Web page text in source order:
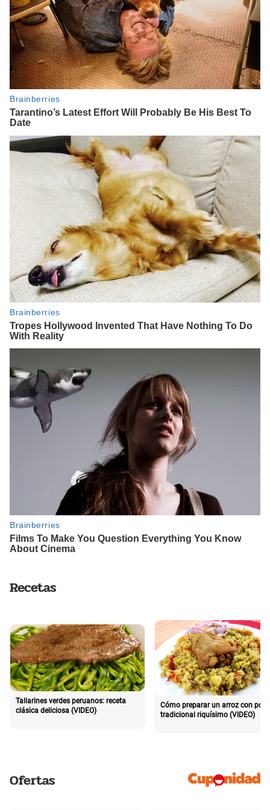
Recetas
Tallarines verdes peruanos: receta
clásica deliciosa (VIDEO)
Cómo preparar un arroz con pollo
tradicional riquísimo (VIDEO)
Ofertas